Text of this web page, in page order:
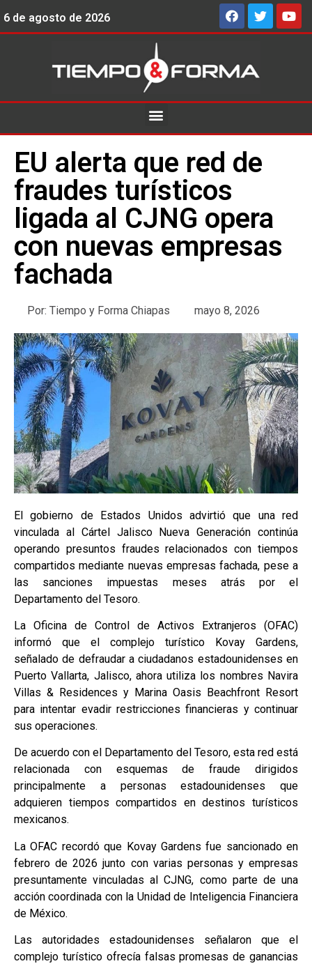
6 de agosto de 2026
EU alerta que red de
fraudes turísticos
ligada al CJNG opera
con nuevas empresas
fachada
Por: Tiempo y Forma Chiapas mayo 8, 2026
El gobierno de Estados Unidos advirtió que una red
vinculada al Cártel Jalisco Nueva Generación continúa
operando presuntos fraudes relacionados con tiempos
compartidos mediante nuevas empresas fachada, pese a
las sanciones impuestas meses atrás por el
Departamento del Tesoro.
La Oficina de Control de Activos Extranjeros (OFAC)
informó que el complejo turístico Kovay Gardens,
señalado de defraudar a ciudadanos estadounidenses en
Puerto Vallarta, Jalisco, ahora utiliza los nombres Navira
Villas & Residences y Marina Oasis Beachfront Resort
para intentar evadir restricciones financieras y continuar
sus operaciones.
De acuerdo con el Departamento del Tesoro, esta red está
relacionada con esquemas de fraude dirigidos
principalmente a personas estadounidenses que
adquieren tiempos compartidos en destinos turísticos
mexicanos.
La OFAC recordó que Kovay Gardens fue sancionado en
febrero de 2026 junto con varias personas y empresas
presuntamente vinculadas al CJNG, como parte de una
acción coordinada con la Unidad de Inteligencia Financiera
de México.
Las autoridades estadounidenses señalaron que el
complejo turístico ofrecía falsas promesas de ganancias